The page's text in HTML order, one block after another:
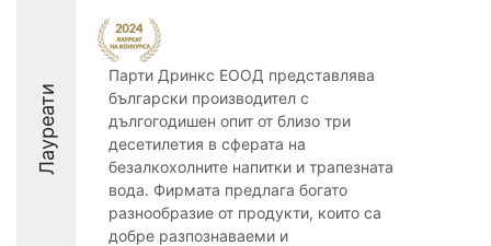
Лауреати
Парти Дринкс ЕООД представлява
български производител с
дългогодишен опит от близо три
десетилетия в сферата на
безалкохолните напитки и трапезната
вода. Фирмата предлага богато
разнообразие от продукти, които са
добре разпознаваеми и